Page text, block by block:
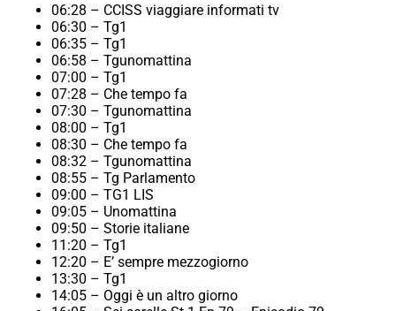
06:28 – CCISS viaggiare informati tv
06:30 – Tg1
06:35 – Tg1
06:58 – Tgunomattina
07:00 – Tg1
07:28 – Che tempo fa
07:30 – Tgunomattina
08:00 – Tg1
08:30 – Che tempo fa
08:32 – Tgunomattina
08:55 – Tg Parlamento
09:00 – TG1 LIS
09:05 – Unomattina
09:50 – Storie italiane
11:20 – Tg1
12:20 – E’ sempre mezzogiorno
13:30 – Tg1
14:05 – Oggi è un altro giorno